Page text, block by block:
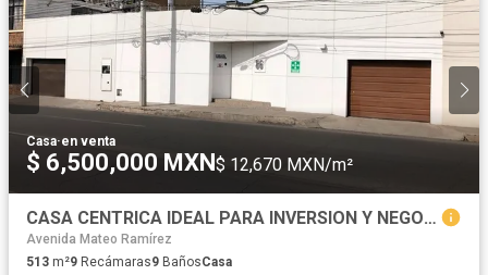
Casa·en venta
$ 6,500,000 MXN$ 12,670 MXN/m²
CASA CENTRICA IDEAL PARA INVERSION Y NEGOCIO. COLONIA CENTRO
Avenida Mateo Ramírez
513 m²9 Recámaras9 BañosCasa